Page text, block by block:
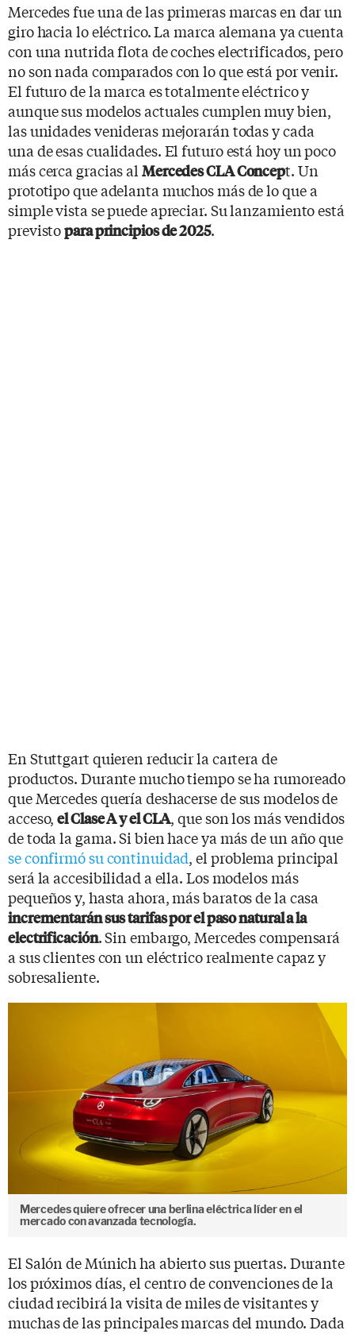
Mercedes fue una de las primeras marcas en dar un
giro hacia lo eléctrico. La marca alemana ya cuenta
con una nutrida flota de coches electrificados, pero
no son nada comparados con lo que está por venir.
El futuro de la marca es totalmente eléctrico y
aunque sus modelos actuales cumplen muy bien,
las unidades venideras mejorarán todas y cada
una de esas cualidades. El futuro está hoy un poco
más cerca gracias al Mercedes CLA Concept. Un
prototipo que adelanta muchos más de lo que a
simple vista se puede apreciar. Su lanzamiento está
previstopara principios de 2025.
En Stuttgart quieren reducir la cartera de
productos. Durante mucho tiempo se ha rumoreado
que Mercedes quería deshacerse de sus modelos de
acceso,el Clase A y el CLA, que son los más vendidos
de toda la gama. Si bien hace ya más de un año que
se confirmó su continuidad, el problema principal
será la accesibilidad a ella. Los modelos más
pequeños y, hasta ahora, más baratos de la casa
incrementarán sus tarifas por el paso natural a la
electrificación. Sin embargo, Mercedes compensará
a sus clientes con un eléctrico realmente capaz y
sobresaliente.
Mercedes quiere ofrecer una berlina eléctrica líder en el
mercado con avanzada tecnología.
El Salón de Múnich ha abierto sus puertas. Durante
los próximos días, el centro de convenciones de la
ciudad recibirá la visita de miles de visitantes y
muchas de las principales marcas del mundo. Dada